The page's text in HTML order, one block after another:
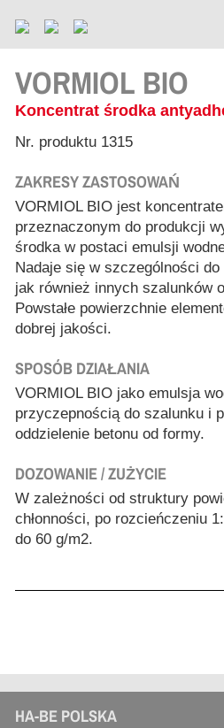
VORMIOL BIO
Koncentrat środka
Nr. produktu 1315
ZAKRESY ZASTOSOWAŃ
VORMIOL BIO jest
przeznaczonym do produkcji
środka w postaci emulsji
Nadaje się w szczególności do
jak również innych szalunków
Powstałe powierzchnie
dobrej jakości.
SPOSÓB DZIAŁANIA
VORMIOL BIO jako emulsja
przyczepnością do szalunku i
oddzielenie betonu od formy.
DOZOWANIE / ZUŻYCIE
W zależności od struktury
chłonności, po rozcieńczeniu
do 60 g/m2.
HA-BE POLSKA